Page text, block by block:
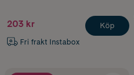
203 kr
Fri frakt Instabox
Köp